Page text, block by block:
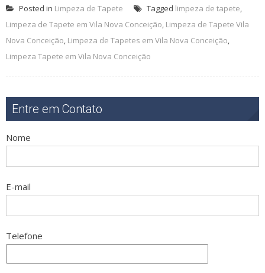
Posted in Limpeza de Tapete Tagged limpeza de tapete,
Limpeza de Tapete em Vila Nova Conceição, Limpeza de Tapete Vila
Nova Conceição, Limpeza de Tapetes em Vila Nova Conceição,
Limpeza Tapete em Vila Nova Conceição
Entre em Contato
Nome
E-mail
Telefone